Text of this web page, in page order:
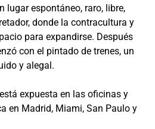
lugar espontáneo, raro, libre,
donde la contracultura y
para expandirse. Después
con el pintado de trenes, un
y alegal.
expuesta en las oficinas y
en Madrid, Miami, San Paulo y